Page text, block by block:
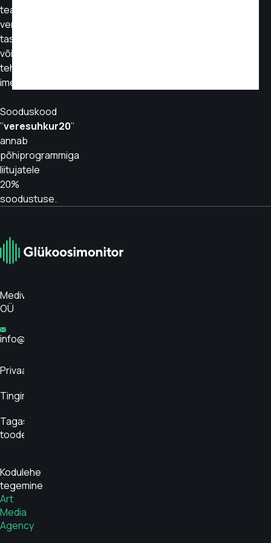
teadlik
veresuhkru
tasakaalustamine
võib
teha
imesid!
Sooduskood
‘’veresuhkur20’’
annab
põhiprogrammiga
liitujatele
20%
soodustuse.
Medivar
OÜ
info@glükoosimonitor.ee
Privaatsuspoliitika
Tingimused
Tagasta
toode
Kodulehe
tegemine
Art
Media
Agency